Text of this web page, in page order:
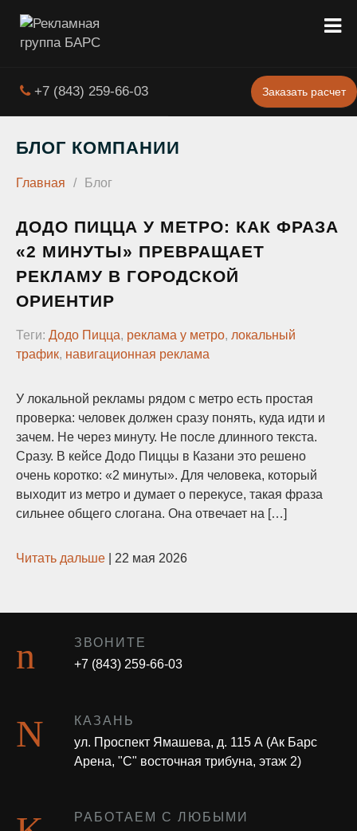
+7 (843) 259-66-03 Заказать расчет
БЛОГ КОМПАНИИ
Главная / Блог
ДОДО ПИЦЦА У МЕТРО: КАК ФРАЗА
«2 МИНУТЫ» ПРЕВРАЩАЕТ
РЕКЛАМУ В ГОРОДСКОЙ
ОРИЕНТИР
Теги: Додо Пицца, реклама у метро, локальный
трафик, навигационная реклама
У локальной рекламы рядом с метро есть простая
проверка: человек должен сразу понять, куда идти и
зачем. Не через минуту. Не после длинного текста.
Сразу. В кейсе Додо Пиццы в Казани это решено
очень коротко: «2 минуты». Для человека, который
выходит из метро и думает о перекусе, такая фраза
сильнее общего слогана. Она отвечает на […]
Читать дальше 22 мая 2026
ЗВОНИТЕ
+7 (843) 259-66-03
КАЗАНЬ
ул. Проспект Ямашева, д. 115 А (Ак Барс
Арена, "С" восточная трибуна, этаж 2)
РАБОТАЕМ С ЛЮБЫМИ